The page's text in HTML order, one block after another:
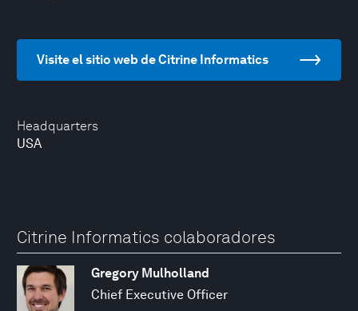
Headquarters
USA
Visite el sitio web de Citrine Informatics
Citrine Informatics colaboradores
Gregory Mulholland
Chief Executive Officer